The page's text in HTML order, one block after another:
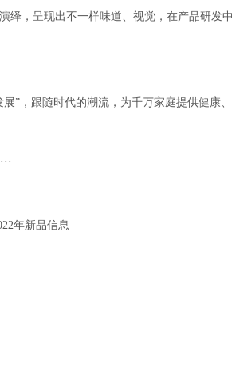
绎，呈现出不一样味道、视觉，在产品研发
”，跟随时代的潮流，为千万家庭提供健康
年新品信息